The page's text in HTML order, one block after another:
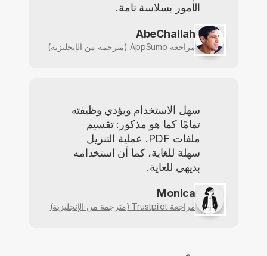
الأمور بسلاسة تامة.
AbeChallah
مراجعة AppSumo (مترجمة من الإنجليزية)
سهل الاستخدام ويؤدي وظيفته
تمامًا كما هو مذكور: تقسيم
ملفات PDF. عملية التنزيل
سهلة للغاية، كما أن استخدامه
بديهي للغاية.
Monica
مراجعة Trustpilot (مترجمة من الإنجليزية)